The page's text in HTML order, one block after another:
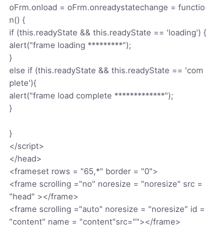
oFrm.onload = oFrm.onreadystatechange = functio
n() {
if (this.readyState && this.readyState == 'loading') {
alert("frame loading *********");
}
else if (this.readyState && this.readyState == 'com
plete'){
alert("frame load complete *************");
}
}
</script>
</head>
<frameset rows = "65,*" border = "0">
<frame scrolling ="no" noresize = "noresize" src =
"head" ></frame>
<frame scrolling ="auto" noresize = "noresize" id =
"content" name = "content"src=""></frame>